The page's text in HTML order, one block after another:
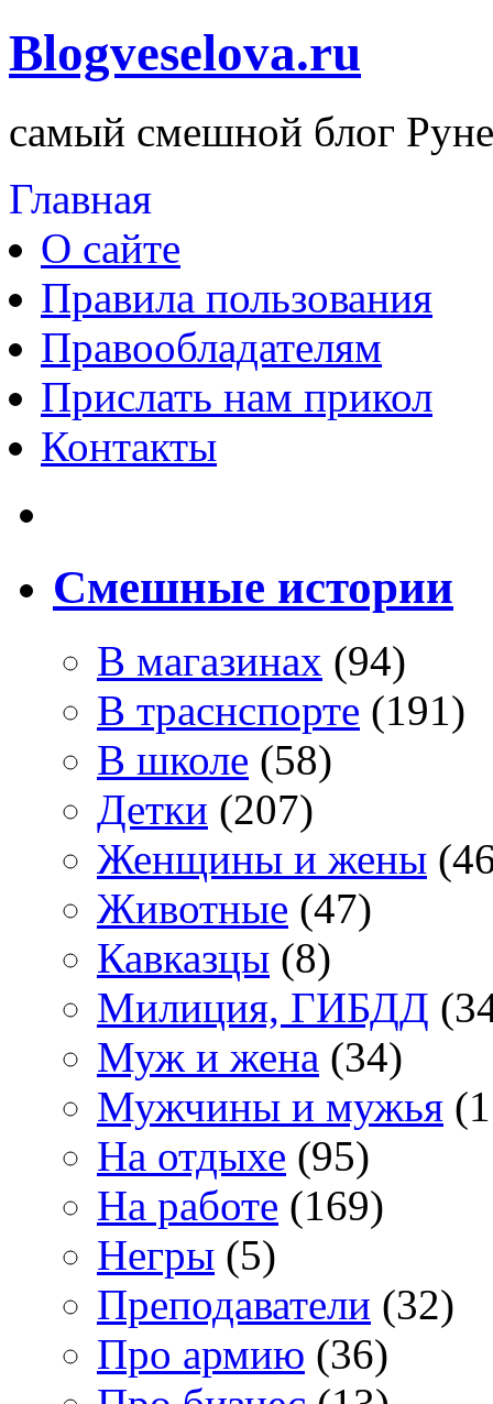
Blogveselova.ru
самый смешной блог
Главная
О сайте
Правила пользования
Правообладателям
Прислать нам прикол
Контакты
Смешные истории
В магазинах (94)
В траснспорте (191)
В школе (58)
Детки (207)
Женщины и жены
Животные (47)
Кавказцы (8)
Милиция, ГИБДД
Муж и жена (34)
Мужчины и мужья
На отдыхе (95)
На работе (169)
Негры (5)
Преподаватели (32)
Про армию (36)